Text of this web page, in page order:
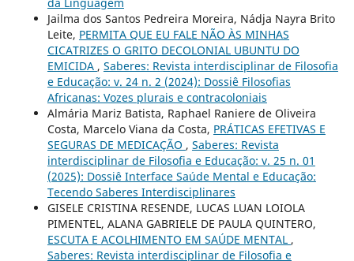
Jailma dos Santos Pedreira Moreira, Nádja Nayra Brito
Leite, PERMITA QUE EU FALE NÃO ÀS MINHAS
CICATRIZES O GRITO DECOLONIAL UBUNTU DO
EMICIDA , Saberes: Revista interdisciplinar de Filosofia
e Educação: v. 24 n. 2 (2024): Dossiê Filosofias
Africanas: Vozes plurais e contracoloniais
Almária Mariz Batista, Raphael Raniere de Oliveira
Costa, Marcelo Viana da Costa, PRÁTICAS EFETIVAS E
SEGURAS DE MEDICAÇÃO , Saberes: Revista
interdisciplinar de Filosofia e Educação: v. 25 n. 01
(2025): Dossiê Interface Saúde Mental e Educação:
Tecendo Saberes Interdisciplinares
GISELE CRISTINA RESENDE, LUCAS LUAN LOIOLA
PIMENTEL, ALANA GABRIELE DE PAULA QUINTERO,
ESCUTA E ACOLHIMENTO EM SAÚDE MENTAL ,
Saberes: Revista interdisciplinar de Filosofia e